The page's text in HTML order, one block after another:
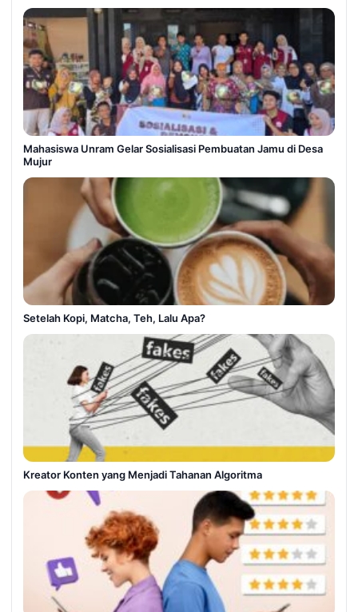
Mahasiswa Unram Gelar Sosialisasi Pembuatan Jamu di Desa
Mujur
Setelah Kopi, Matcha, Teh, Lalu Apa?
Kreator Konten yang Menjadi Tahanan Algoritma